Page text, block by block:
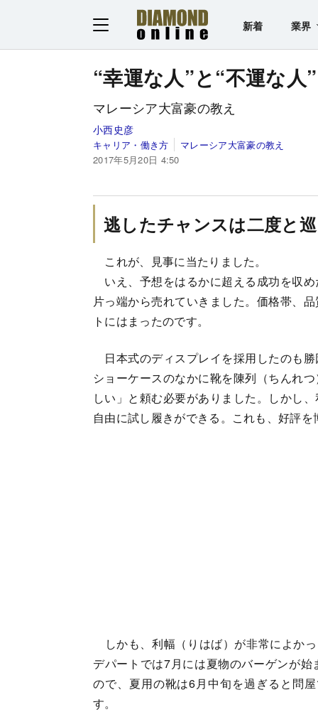
新着 業界
“幸運な人”と“不運な
マレーシア大富豪の教え
小西史彦
キャリア・働き方
マレーシア大富豪の教え
2017年5月20日 4:50
逃したチャンスは二度と
これが、見事に当たりました。
いえ、予想をはるかに超える成功を収
片っ端から売れていきました。価格帯、
トにはまったのです。
日本式のディスプレイを採用したのも
ショーケースのなかに靴を陳列（ちんれ
しい」と頼む必要がありました。しかし
自由に試し履きができる。これも、好評
しかも、利幅（りはば）が非常によか
デパートでは7月には夏物のバーゲンが
ので、夏用の靴は6月中旬を過ぎると問
す。